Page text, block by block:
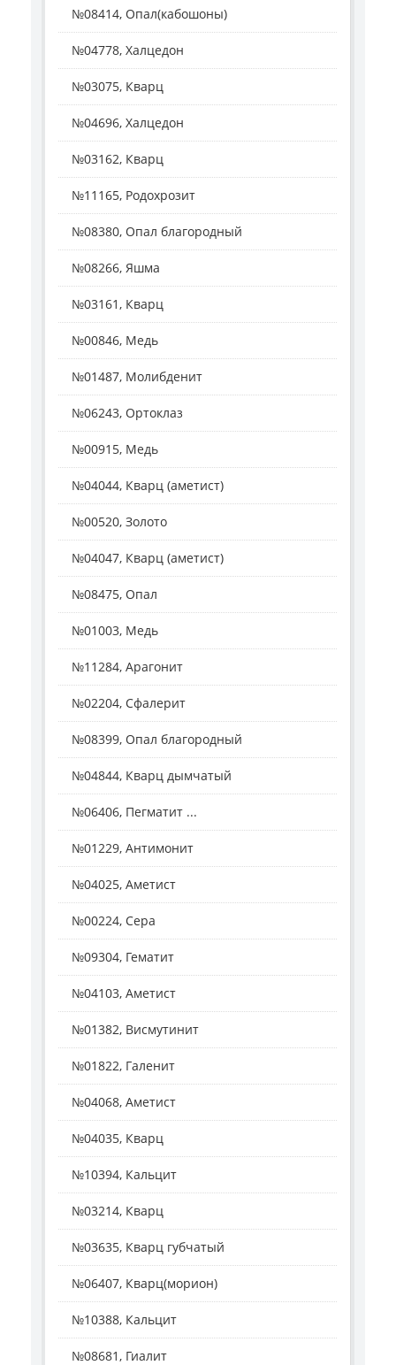
№08414, Опал(кабошоны)
№04778, Халцедон
№03075, Кварц
№04696, Халцедон
№03162, Кварц
№11165, Родохрозит
№08380, Опал благородный
№08266, Яшма
№03161, Кварц
№00846, Медь
№01487, Молибденит
№06243, Ортоклаз
№00915, Медь
№04044, Кварц (аметист)
№00520, Золото
№04047, Кварц (аметист)
№08475, Опал
№01003, Медь
№11284, Арагонит
№02204, Сфалерит
№08399, Опал благородный
№04844, Кварц дымчатый
№06406, Пегматит ...
№01229, Антимонит
№04025, Аметист
№00224, Сера
№09304, Гематит
№04103, Аметист
№01382, Висмутинит
№01822, Галенит
№04068, Аметист
№04035, Кварц
№10394, Кальцит
№03214, Кварц
№03635, Кварц губчатый
№06407, Кварц(морион)
№10388, Кальцит
№08681, Гиалит